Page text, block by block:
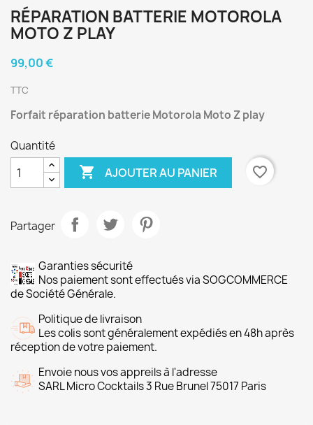
RÉPARATION BATTERIE MOTOROLA
MOTO Z PLAY
99,00 €
TTC
Forfait réparation batterie Motorola Moto Z play
Quantité
 AJOUTER AU PANIER favorite_border
Partager
Garanties sécurité
Nos paiement sont effectués via SOGCOMMERCE
de Société Générale.
Politique de livraison
Les colis sont généralement expédiés en 48h après
réception de votre paiement.
Envoie nous vos appreils à l'adresse
SARL Micro Cocktails 3 Rue Brunel 75017 Paris